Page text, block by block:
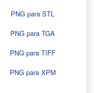
PNG para STL
PNG para TGA
PNG para TIFF
PNG para XPM